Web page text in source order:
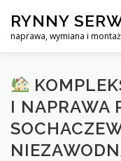
content
RYNNY
naprawa, wymiana i
CZYSZCZENIE
CENNIK
I NAPRAWA